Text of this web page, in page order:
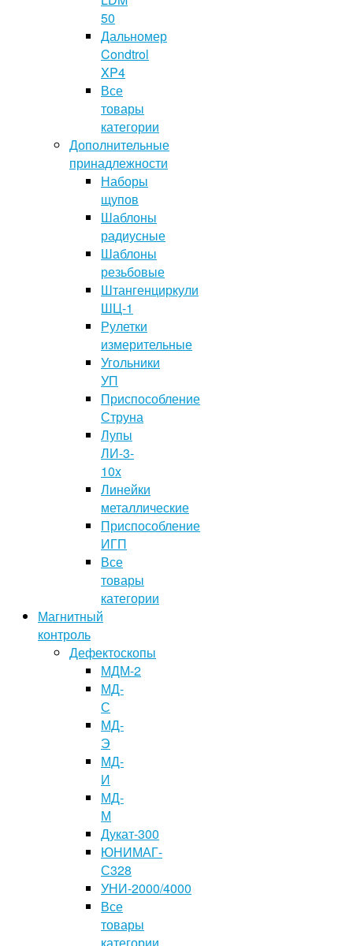
50
Дальномер
Condtrol
XP4
Все
товары
категории
Дополнительные
принадлежности
Наборы
щупов
Шаблоны
радиусные
Шаблоны
резьбовые
Штангенциркули
ШЦ-1
Рулетки
измерительные
Угольники
УП
Приспособление
Струна
Лупы
ЛИ-3-
10x
Линейки
металлические
Приспособление
ИГП
Все
товары
категории
Магнитный
контроль
Дефектоскопы
МДМ-2
МД-
С
МД-
Э
МД-
И
МД-
М
Дукат-300
ЮНИМАГ-
С328
УНИ-2000/4000
Все
товары